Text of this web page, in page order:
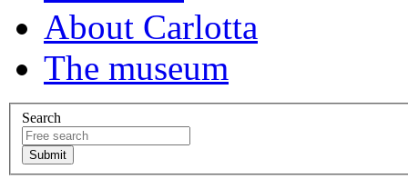
About Carlotta
The museum
Search